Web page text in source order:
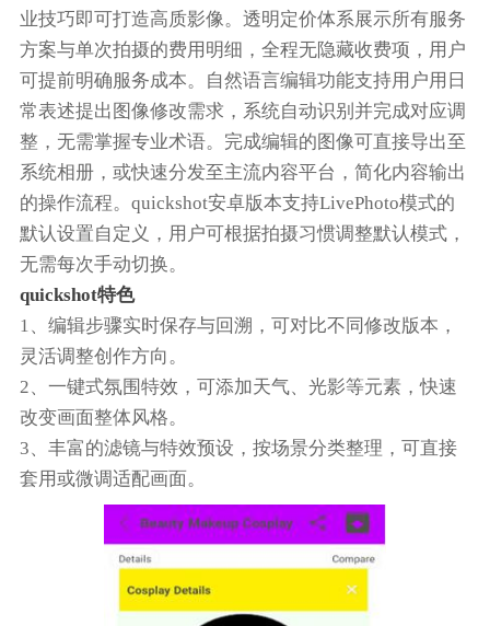
业技巧即可打造高质影像。透明定价体系展示所有服务
方案与单次拍摄的费用明细，全程无隐藏收费项，用户
可提前明确服务成本。自然语言编辑功能支持用户用日
常表述提出图像修改需求，系统自动识别并完成对应调
整，无需掌握专业术语。完成编辑的图像可直接导出至
系统相册，或快速分发至主流内容平台，简化内容输出
的操作流程。quickshot安卓版本支持LivePhoto模式的
默认设置自定义，用户可根据拍摄习惯调整默认模式，
无需每次手动切换。
quickshot特色
1、编辑步骤实时保存与回溯，可对比不同修改版本，
灵活调整创作方向。
2、一键式氛围特效，可添加天气、光影等元素，快速
改变画面整体风格。
3、丰富的滤镜与特效预设，按场景分类整理，可直接
套用或微调适配画面。